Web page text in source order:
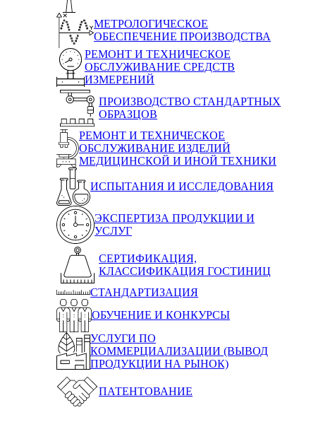
МЕТРОЛОГИЧЕСКОЕ
ОБЕСПЕЧЕНИЕ ПРОИЗВОДСТВА
РЕМОНТ И ТЕХНИЧЕСКОЕ
ОБСЛУЖИВАНИЕ СРЕДСТВ
ИЗМЕРЕНИЙ
ПРОИЗВОДСТВО СТАНДАРТНЫХ
ОБРАЗЦОВ
РЕМОНТ И ТЕХНИЧЕСКОЕ
ОБСЛУЖИВАНИЕ ИЗДЕЛИЙ
МЕДИЦИНСКОЙ И ИНОЙ ТЕХНИКИ
ИСПЫТАНИЯ И ИССЛЕДОВАНИЯ
ЭКСПЕРТИЗА ПРОДУКЦИИ И
УСЛУГ
СЕРТИФИКАЦИЯ,
КЛАССИФИКАЦИЯ ГОСТИНИЦ
СТАНДАРТИЗАЦИЯ
ОБУЧЕНИЕ И КОНКУРСЫ
УСЛУГИ ПО
КОММЕРЦИАЛИЗАЦИИ (ВЫВОД
ПРОДУКЦИИ НА РЫНОК)
ПАТЕНТОВАНИЕ